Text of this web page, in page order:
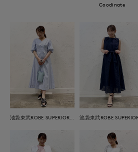
Coodinate